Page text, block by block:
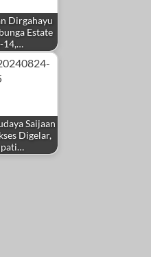
Dirgahayu
Estate
14,…
Saijaan
Digelar,